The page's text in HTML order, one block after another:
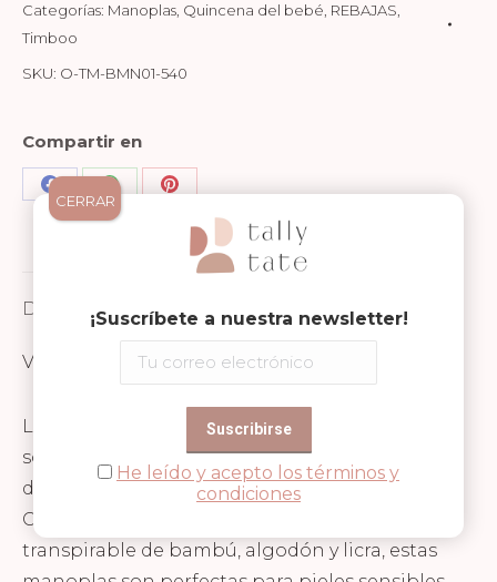
Categorías: Manoplas Quincena del bebé REBAJAS
Timboo
SKU: O-TM-BMN01-540
Compartir en
Share Share
WhatsApp
Share
on
Pinterest
Descripción
Valoraciones (0)
Las manoplas de Timboo para recién nacidos
son el accesorio ideal para proteger la
delicada piel del bebé y evitar que se arañe.
Confeccionadas con una mezcla suave y
transpirable de bambú, algodón y licra, estas
¡Suscríbete a nuestra newsletter!
He leído y acepto los términos y
condiciones
CERRAR